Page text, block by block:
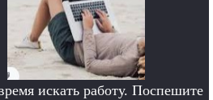
искать работу. Поспешите